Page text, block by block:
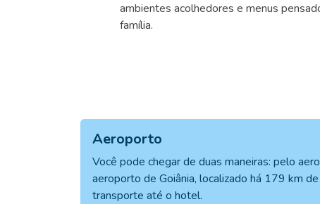
ambientes acolhedores e menus
família.
Aeroporto
Você pode chegar de duas maneiras: pelo
aeroporto de Goiânia, localizado há 179 km
transporte até o hotel.